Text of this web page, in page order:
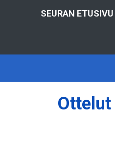
SEURAN ETUSIVU
Ottelut